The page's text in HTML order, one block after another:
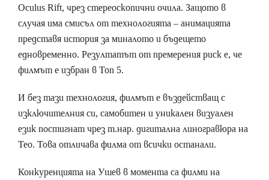
Oculus Rift, чрез стереоскопични очила. Защото в
случая има смисъл от технологията – анимацията
представя история за миналото и бъдещето
едновременно. Резултатът от премерения риск е, че
филмът е избран в Топ 5.
И без тази технология, филмът е въздействащ с
изключителния си, самобитен и уникален визуален
език постигнат чрез т.нар. дигитална линогравюра на
Тео. Това отличава филма от всички останали.
Конкуренцията на Ушев в момента са филми на